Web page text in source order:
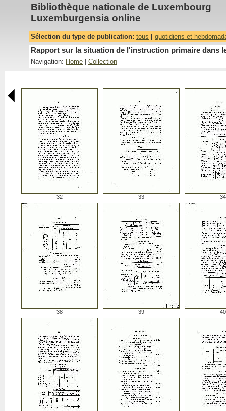
Bibliothèque nationale de Luxembourg
Luxemburgensia online
Sélection du type de publication: tous quotidiens et
Rapport sur la situation de l'instruction primaire dans
Navigation: Home Collection
32 33 34
38 39 40